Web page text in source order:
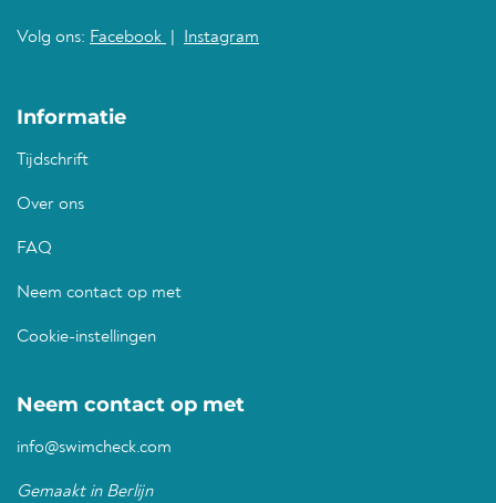
Volg ons: Facebook Instagram
Informatie
Tijdschrift
Over ons
FAQ
Neem contact op met
Cookie-instellingen
Neem contact op met
info@swimcheck.com
Gemaakt in Berlijn